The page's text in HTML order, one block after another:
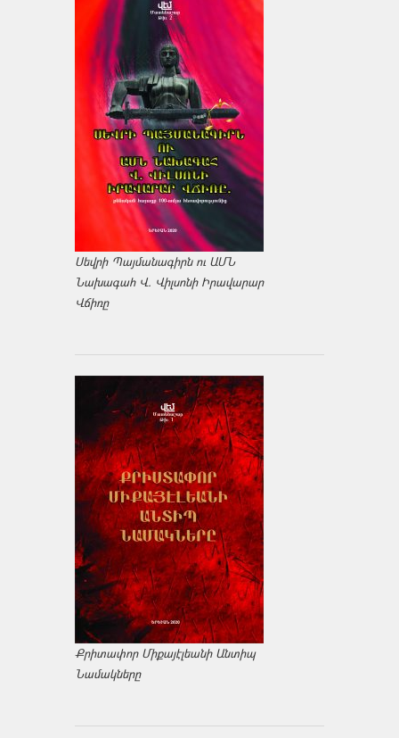
Սեվրի Պայմանագիրն ու ԱՄՆ
Նախագահ Վ. Վիլսոնի Իրավարար
Վճիռը
Քրիտափոր Միքայէլեանի Անտիպ
Նամակները